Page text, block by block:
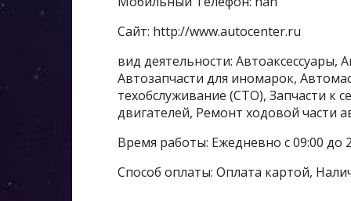
Сайт: http://www.autocenter.ru
вид деятельности: Автоаксессуары,
Автозапчасти для иномарок,
техобслуживание (СТО), Запчасти к
двигателей, Ремонт ходовой части
Время работы: Ежедневно с 09:00 до
Способ оплаты: Оплата картой,